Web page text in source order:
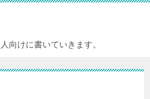
向けに書いていきます。